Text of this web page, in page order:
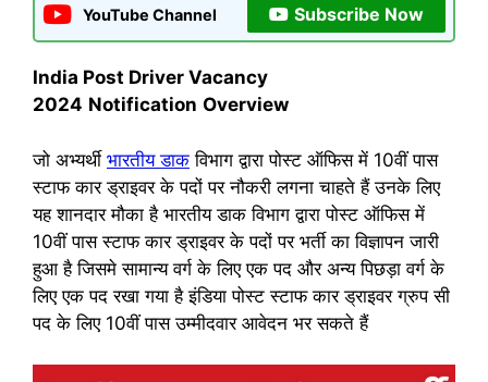
YouTube Channel Subscribe Now
India Post Driver Vacancy
2024 Notification Overview
जो अभ्यर्थी भारतीय डाक विभाग द्वारा पोस्ट ऑफिस में 10वीं पास
स्टाफ कार ड्राइवर के पदों पर नौकरी लगना चाहते हैं उनके लिए
यह शानदार मौका है भारतीय डाक विभाग द्वारा पोस्ट ऑफिस में
10वीं पास स्टाफ कार ड्राइवर के पदों पर भर्ती का विज्ञापन जारी
हुआ है जिसमे सामान्य वर्ग के लिए एक पद और अन्य पिछड़ा वर्ग के
लिए एक पद रखा गया है इंडिया पोस्ट स्टाफ कार ड्राइवर ग्रुप सी
पद के लिए 10वीं पास उम्मीदवार आवेदन भर सकते हैं